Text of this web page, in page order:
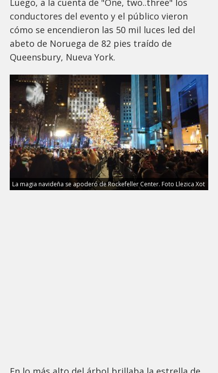
Luego, a la cuenta de "One, two..three" los
conductores del evento y el público vieron
cómo se encendieron las 50 mil luces led del
abeto de Noruega de 82 pies traído de
Queensbury, Nueva York.
La magia navideña se apoderó de Rockefeller Center. Foto Llezica Xot